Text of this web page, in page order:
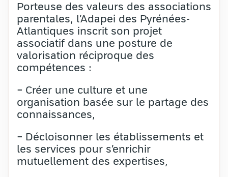
Porteuse des valeurs des associations
parentales, l’Adapei des Pyrénées-
Atlantiques inscrit son projet
associatif dans une posture de
valorisation réciproque des
compétences :
− Créer une culture et une
organisation basée sur le partage des
connaissances,
− Décloisonner les établissements et
les services pour s’enrichir
mutuellement des expertises,